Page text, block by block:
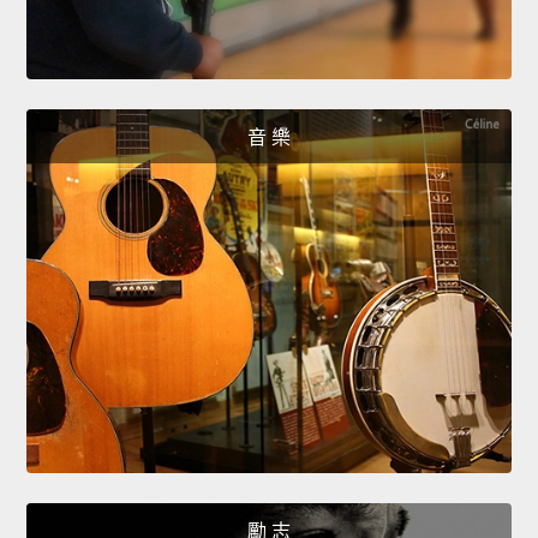
音 樂
勵 志